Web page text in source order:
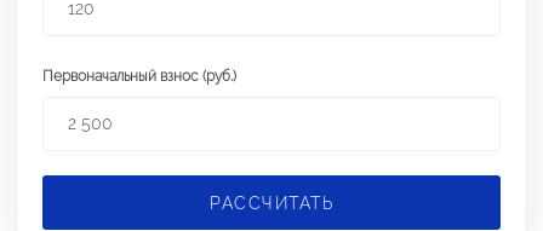
Первоначальный взнос (руб.)
РАССЧИТАТЬ